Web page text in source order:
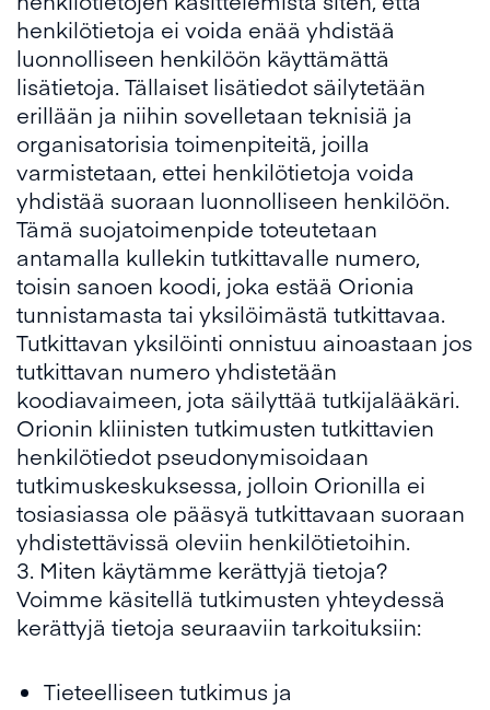
henkilötietoja ei voida enää yhdistää
luonnolliseen henkilöön käyttämättä
lisätietoja. Tällaiset lisätiedot säilytetään
erillään ja niihin sovelletaan teknisiä ja
organisatorisia toimenpiteitä, joilla
varmistetaan, ettei henkilötietoja voida
yhdistää suoraan luonnolliseen henkilöön.
Tämä suojatoimenpide toteutetaan
antamalla kullekin tutkittavalle numero,
toisin sanoen koodi, joka estää Orionia
tunnistamasta tai yksilöimästä tutkittavaa.
Tutkittavan yksilöinti onnistuu ainoastaan jos
tutkittavan numero yhdistetään
koodiavaimeen, jota säilyttää tutkijalääkäri.
Orionin kliinisten tutkimusten tutkittavien
henkilötiedot pseudonymisoidaan
tutkimuskeskuksessa, jolloin Orionilla ei
tosiasiassa ole pääsyä tutkittavaan suoraan
yhdistettävissä oleviin henkilötietoihin.
3. Miten käytämme kerättyjä tietoja?
Voimme käsitellä tutkimusten yhteydessä
kerättyjä tietoja seuraaviin tarkoituksiin:
Tieteelliseen tutkimus ja